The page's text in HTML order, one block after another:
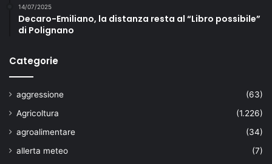
14/07/2025
Decaro-Emiliano, la distanza resta al “Libro possibile”
di Polignano
Categorie
aggressione
(63)
Agricoltura
(1.226)
agroalimentare
(34)
allerta meteo
(7)